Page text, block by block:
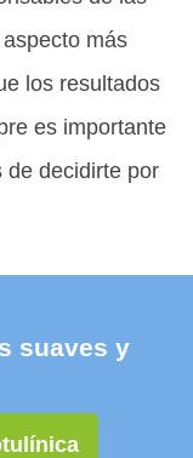
más
los resultados
es importante
de decidirte por
suaves y